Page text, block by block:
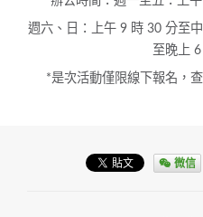
週六、日：上午 9 時 30 分至
至晚上
*是次活動僅限線下報名，
微信